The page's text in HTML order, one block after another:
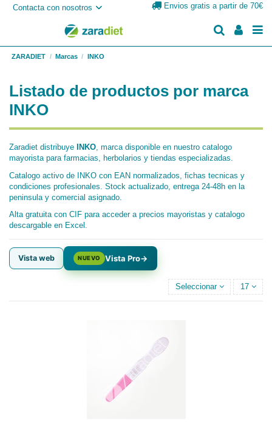
Contacta con nosotros Envios gratis a partir de 70€
ZARADIET Marcas INKO
Listado de productos por marca
INKO
Zaradiet distribuye INKO, marca disponible en nuestro catalogo
mayorista para farmacias, herbolarios y tiendas especializadas.
Catalogo activo de INKO con EAN normalizados, fichas tecnicas y
condiciones profesionales. Stock actualizado, entrega 24-48h en la
peninsula y comercial asignado.
Alta gratuita con CIF para acceder a precios mayoristas y catalogo
descargable en Excel.
Vista web NUEVO Vista Pro→
Seleccionar 17